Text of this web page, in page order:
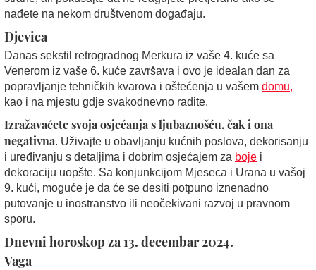
nađete na nekom društvenom događaju.
Djevica
Danas sekstil retrogradnog Merkura iz vaše 4. kuće sa
Venerom iz vaše 6. kuće završava i ovo je idealan dan za
popravljanje tehničkih kvarova i oštećenja u vašem domu,
kao i na mjestu gdje svakodnevno radite.
Izražavaćete svoja osjećanja s ljubaznošću, čak i ona
negativna. Uživajte u obavljanju kućnih poslova, dekorisanju
i uređivanju s detaljima i dobrim osjećajem za boje i
dekoraciju uopšte. Sa konjunkcijom Mjeseca i Urana u vašoj
9. kući, moguće je da će se desiti potpuno iznenadno
putovanje u inostranstvo ili neočekivani razvoj u pravnom
sporu.
Dnevni horoskop za 13. decembar 2024.
Vaga